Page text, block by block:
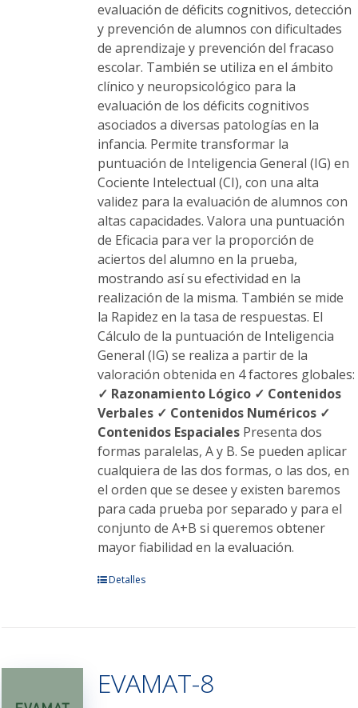
evaluación de déficits cognitivos, detección
y prevención de alumnos con dificultades
de aprendizaje y prevención del fracaso
escolar. También se utiliza en el ámbito
clínico y neuropsicológico para la
evaluación de los déficits cognitivos
asociados a diversas patologías en la
infancia. Permite transformar la
puntuación de Inteligencia General (IG) en
Cociente Intelectual (CI), con una alta
validez para la evaluación de alumnos con
altas capacidades. Valora una puntuación
de Eficacia para ver la proporción de
aciertos del alumno en la prueba,
mostrando así su efectividad en la
realización de la misma. También se mide
la Rapidez en la tasa de respuestas. El
Cálculo de la puntuación de Inteligencia
General (IG) se realiza a partir de la
valoración obtenida en 4 factores globales:
✓ Razonamiento Lógico ✓ Contenidos
Verbales ✓ Contenidos Numéricos ✓
Contenidos EspacialesPresenta dos
formas paralelas, A y B. Se pueden aplicar
cualquiera de las dos formas, o las dos, en
el orden que se desee y existen baremos
para cada prueba por separado y para el
conjunto de A+B si queremos obtener
mayor fiabilidad en la evaluación.
Este
Las
opciones
Detalles
EVAMAT-8